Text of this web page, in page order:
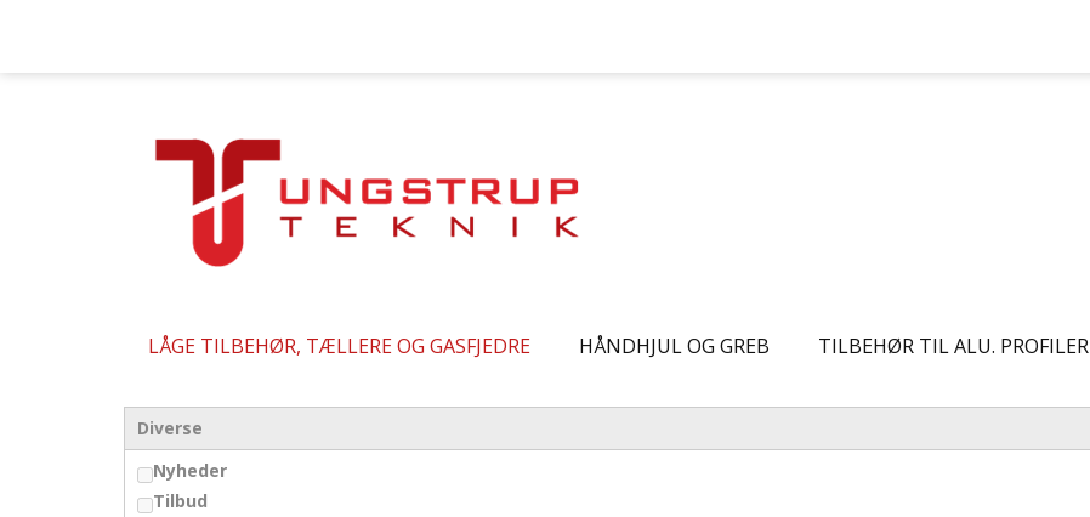
LÅGE TILBEHØR, TÆLLERE OG GASFJEDRE HÅNDHJUL OG GREB TILBEHØR TIL ALU. PROFILER
Diverse
Nyheder
Tilbud